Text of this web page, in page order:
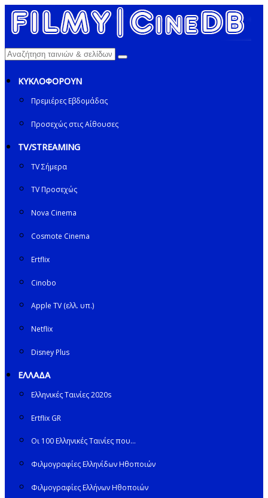
ΚΥΚΛΟΦΟΡΟΥΝ
Πρεμιέρες Εβδομάδας
Προσεχώς στις Αίθουσες
TV/STREAMING
TV Σήμερα
TV Προσεχώς
Nova Cinema
Cosmote Cinema
Ertflix
Cinobo
Apple TV (ελλ. υπ.)
Netflix
Disney Plus
ΕΛΛΑΔΑ
Ελληνικές Ταινίες 2020s
Ertflix GR
Οι 100 Ελληνικές Ταινίες που…
Φιλμογραφίες Ελληνίδων Ηθοποιών
Φιλμογραφίες Ελλήνων Ηθοποιών